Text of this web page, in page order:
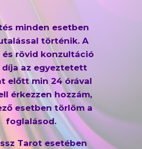
minden esetben
történik. A
és rövid konzultáció
díja az egyeztetett
előtt min 24 órával
érkezzen hozzám,
esetben törlöm a
foglalásod.
Tarot esetében